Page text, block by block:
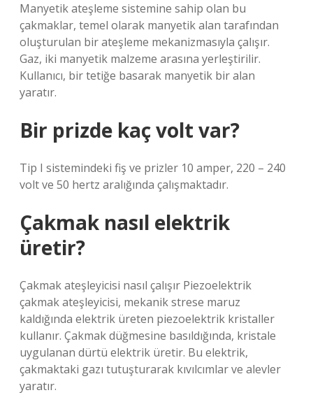
Manyetik ateşleme sistemine sahip olan bu
çakmaklar, temel olarak manyetik alan tarafından
oluşturulan bir ateşleme mekanizmasıyla çalışır.
Gaz, iki manyetik malzeme arasına yerleştirilir.
Kullanıcı, bir tetiğe basarak manyetik bir alan
yaratır.
Bir prizde kaç volt var?
Tip I sistemindeki fiş ve prizler 10 amper, 220 – 240
volt ve 50 hertz aralığında çalışmaktadır.
Çakmak nasıl elektrik
üretir?
Çakmak ateşleyicisi nasıl çalışır Piezoelektrik
çakmak ateşleyicisi, mekanik strese maruz
kaldığında elektrik üreten piezoelektrik kristaller
kullanır. Çakmak düğmesine basıldığında, kristale
uygulanan dürtü elektrik üretir. Bu elektrik,
çakmaktaki gazı tutuşturarak kıvılcımlar ve alevler
yaratır.